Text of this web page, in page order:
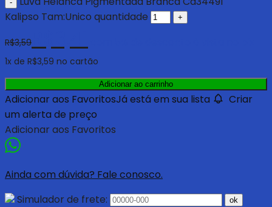
Kalipso Tam:Unico quantidade
R$3,59
1x de R$3,59 no cartão
Adicionar ao carrinho
Adicionar aos FavoritosJá está em sua lista
Criar
um alerta de preço
Adicionar aos Favoritos
Ainda com dúvida? Fale conosco.
Simulador de frete:
ok